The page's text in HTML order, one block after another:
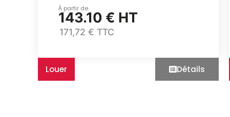
À partir de
143.10 € HT
171,72 € TTC
Louer Détails